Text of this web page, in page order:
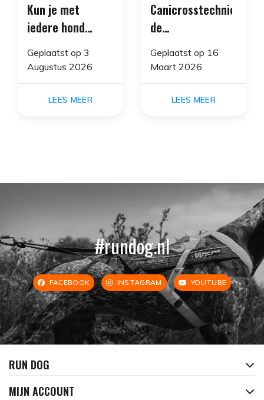
Kun je met
iedere hond
canicrossen of
canitrailen?
Geplaatst op 3
Augustus 2026
LEES MEER
Canicrosstechniek:
de
biomechanica
van aanleuning
Geplaatst op 16
Maart 2026
LEES MEER
#rundog.nl
FACEBOOK INSTAGRAM YOUTUBE
RUN DOG
MIJN ACCOUNT